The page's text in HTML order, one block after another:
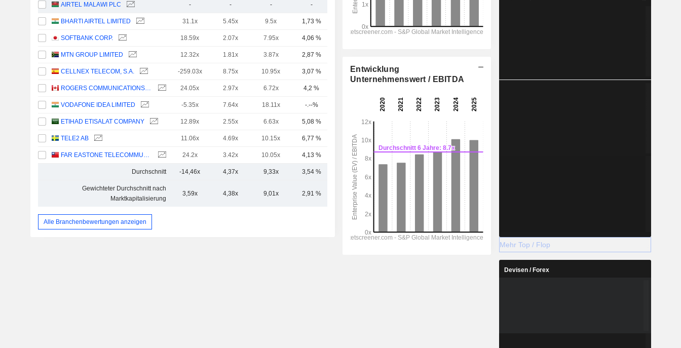
AIRTEL MALAWI PLC - - - - 653 Mio.
BHARTI AIRTEL LIMITED 31.1x 5.45x 9.5x 1,73 %
SOFTBANK CORP. 18.59x 2.07x 7.95x 4,06 %
MTN GROUP LIMITED 12.32x 1.81x 3.87x 2,87 %
CELLNEX TELECOM, S.A. -259.03x 8.75x 10.95x 3,07 % 20,32 Mrd.
ROGERS COMMUNICATIONS INC. 24.05x 2.97x 6.72x 4,2 %
VODAFONE IDEA LIMITED -5.35x 7.64x 18.11x -.--%
ETIHAD ETISALAT COMPANY 12.89x 2.55x 6.63x 5,08 % 12,67 Mrd.
TELE2 AB 11.06x 4.69x 10.15x 6,77 % 12,07 Mrd.
FAR EASTONE TELECOMMUNICATIONS CO., LTD. 24.2x 3.42x 10.05x 4,13 % 11,25 Mrd.
Durchschnitt -14,46x 4,37x 9,33x 3,54 % 30,52 Mrd.
Gewichteter Durchschnitt nach
Marktkapitalisierung
3,59x 4,38x 9,01x 2,91 %
Alle Branchenbewertungen anzeigen
Entwicklung
Unternehmenswert / EBITDA
Mehr Top / Flop
Devisen / Forex